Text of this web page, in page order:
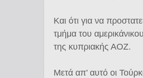
Και ότι για να
τμήμα του
της κυπριακής ΑΟΖ.
Μετά απ’ αυτό οι